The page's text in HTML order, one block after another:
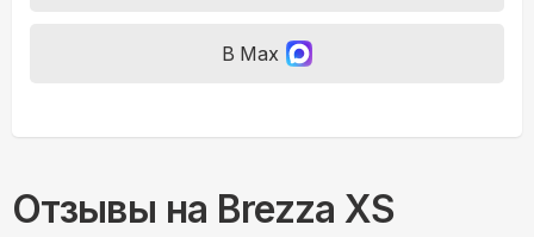
В Max
Отзывы на Brezza XS